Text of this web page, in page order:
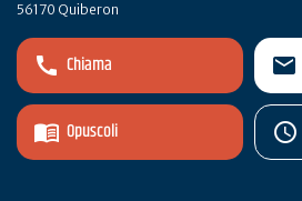
56170 Quiberon
Chiama
Opuscoli